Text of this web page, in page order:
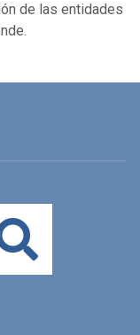
de las entidades